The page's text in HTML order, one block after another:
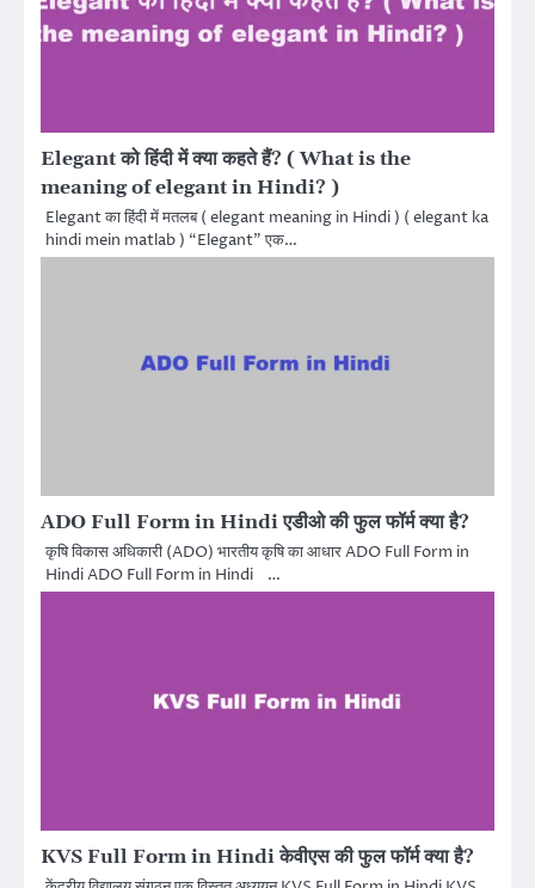
Elegant को हिंदी में क्या कहते हैं? ( What is the
meaning of elegant in Hindi? )
Elegant का हिंदी में मतलब ( elegant meaning in Hindi ) ( elegant ka
hindi mein matlab ) “Elegant” एक…
ADO Full Form in Hindi एडीओ की फुल फॉर्म क्या है?
कृषि विकास अधिकारी (ADO) भारतीय कृषि का आधार ADO Full Form in
Hindi ADO Full Form in Hindi …
KVS Full Form in Hindi केवीएस की फुल फॉर्म क्या है?